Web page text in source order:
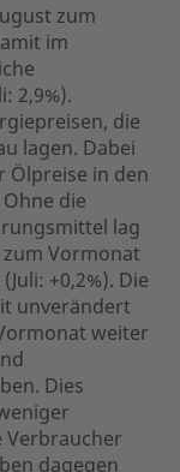
zum
im
2,9%).
die
lagen. Dabei
Ölpreise in den
die
lag
zum Vormonat
+0,2%). Die
unverändert
weiter
Dies
Verbraucher
dagegen